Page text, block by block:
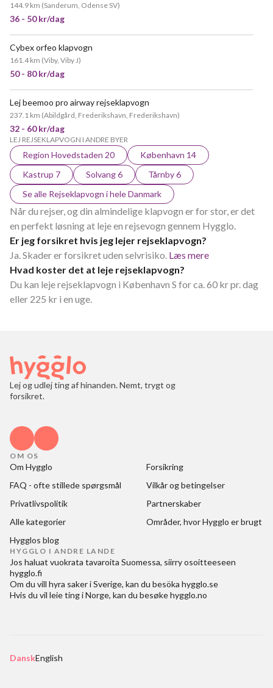
144.9 km (Sanderum, Odense SV)
36 - 50 kr/dag
Cybex orfeo klapvogn
161.4 km (Viby, Viby J)
50 - 80 kr/dag
Lej beemoo pro airway rejseklapvogn
237.1 km (Abildgård, Frederikshavn, Frederikshavn)
32 - 60 kr/dag
LEJ REJSEKLAPVOGN I ANDRE BYER
Region Hovedstaden 20
København 14
Kastrup 7
Solvang 6
Tårnby 6
Se alle Rejseklapvogn i hele Danmark
Når du rejser, og din almindelige klapvogn er for stor, er det
en perfekt løsning at leje en rejsevogn gennem Hygglo.
Er jeg forsikret hvis jeg lejer rejseklapvogn?
Ja. Skader er forsikret uden selvrisiko. Læs mere
Hvad koster det at leje rejseklapvogn?
Du kan leje rejseklapvogn i København S for ca. 60 kr pr. dag
eller 225 kr i en uge.
Lej og udlej ting af hinanden. Nemt, trygt og
forsikret.
OM OS
Om Hygglo
Forsikring
FAQ - ofte stillede spørgsmål
Vilkår og betingelser
Privatlivspolitik
Partnerskaber
Alle kategorier
Områder, hvor Hygglo er brugt
Hygglos blog
HYGGLO I ANDRE LANDE
Jos haluat vuokrata tavaroita Suomessa, siirry osoitteeseen
hygglo.fi
Om du vill hyra saker i Sverige, kan du besöka hygglo.se
Hvis du vil leie ting i Norge, kan du besøkehygglo.no
DanskEnglish